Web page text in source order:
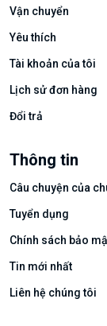
Vận chuyển
Yêu thích
Tài khoản của tôi
Lịch sử đơn hàng
Đổi trả
Thông tin
Câu chuyện của
Tuyển dụng
Chính sách bảo
Tin mới nhất
Liên hệ chúng tôi